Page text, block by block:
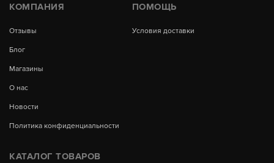
КОМПАНИЯ
Отзывы
Блог
Магазины
О нас
Новости
Политика конфиденциальности
ПОМОЩЬ
Условия доставки
КАТАЛОГ ТОВАРОВ